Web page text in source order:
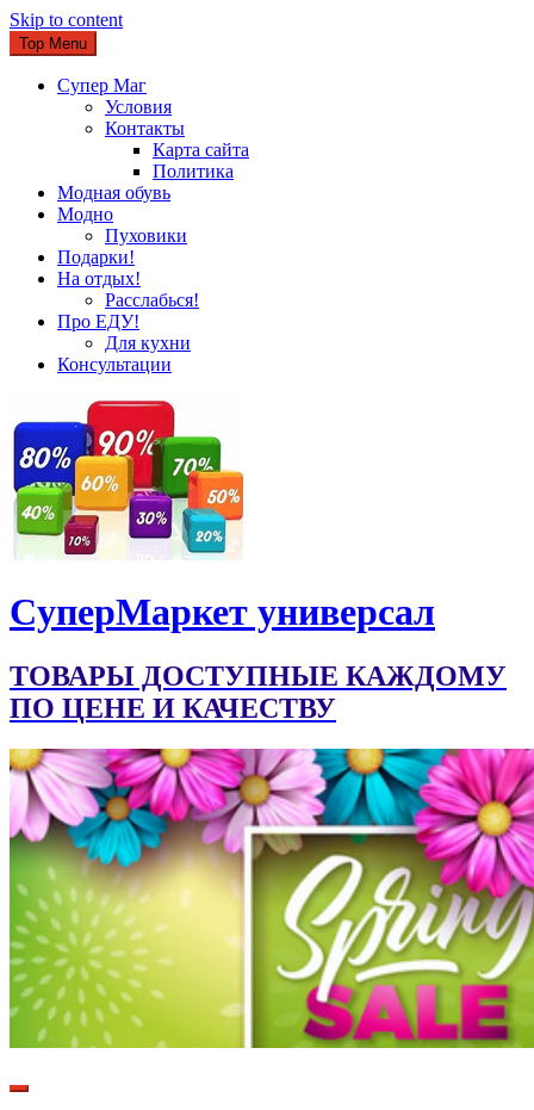
Skip to content
Top Menu
Супер Маг
Условия
Контакты
Карта сайта
Политика
Модная обувь
Модно
Пуховики
Подарки!
На отдых!
Расслабься!
Про ЕДУ!
Для кухни
Консультации
CуперМаркет универсал
ТОВАРЫ ДОСТУПНЫЕ КАЖДОМУ
ПО ЦЕНЕ И КАЧЕСТВУ